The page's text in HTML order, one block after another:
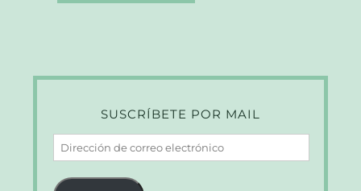
SUSCRÍBETE POR MAIL
Dirección
de
correo